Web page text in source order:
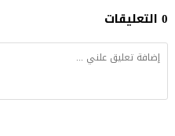
0 التعليقات